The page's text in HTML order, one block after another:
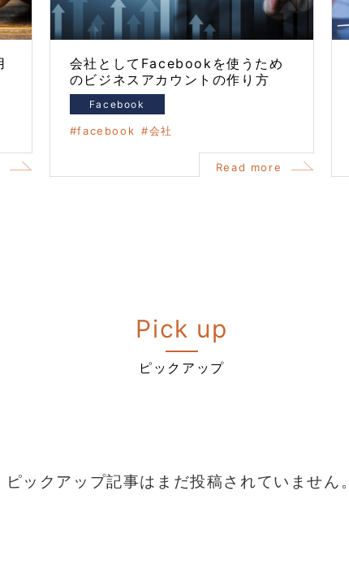
会社としてFacebookを使うため
のビジネスアカウントの作り方
Facebook
facebook 会社
Read more
Pick up
ピックアップ
ピックアップ記事はまだ投稿されていません。